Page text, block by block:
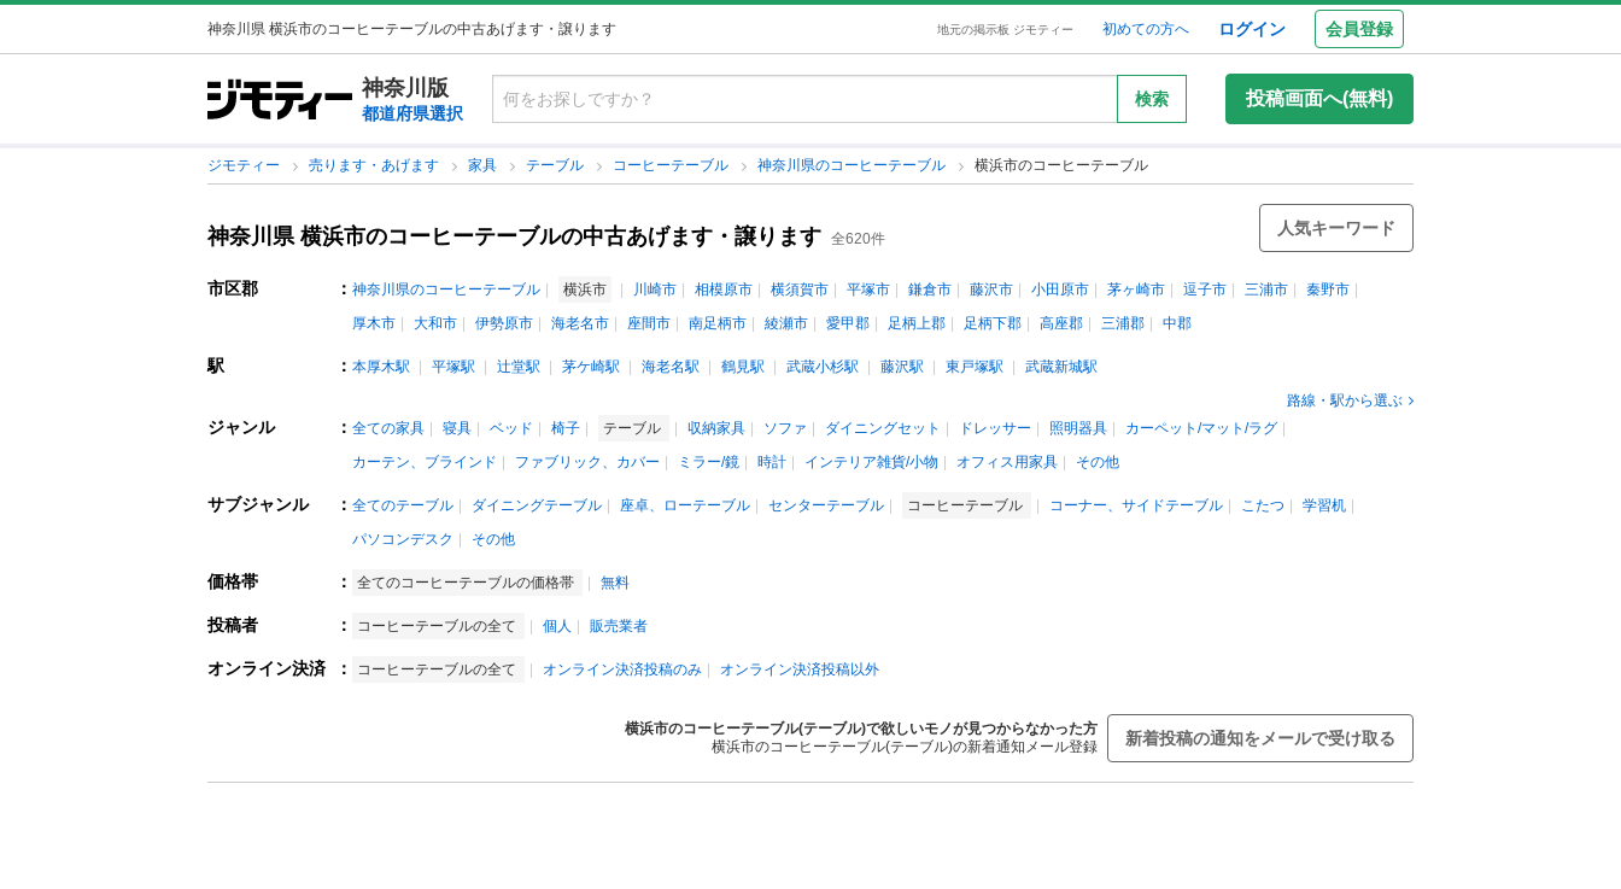
神奈川県 横浜市のコーヒーテーブルの中古あげます・譲ります 地元の掲示板 ジモティー 初めての方へ ログイン 会員登録
神奈川版
都道府県選択
検索 投稿画面へ(無料)
ジモティー 売ります・あげます 家具 テーブル コーヒーテーブル 神奈川県のコーヒーテーブル 横浜市のコーヒーテーブル
神奈川県 横浜市のコーヒーテーブルの中古あげます・譲ります 全620件
人気キーワード
市区郡 ： 神奈川県のコーヒーテーブル 横浜市 川崎市 相模原市 横須賀市 平塚市 鎌倉市 藤沢市 小田原市 茅ヶ崎市 逗子市 三浦市
秦野市
厚木市
大和市 伊勢原市 海老名市 座間市 南足柄市 綾瀬市 愛甲郡 足柄上郡 足柄下郡 高座郡 三浦郡 中郡
駅 ： 本厚木駅 平塚駅 辻堂駅 茅ケ崎駅 海老名駅 鶴見駅 武蔵小杉駅 藤沢駅 東戸塚駅
武蔵新城駅
路線・駅から選ぶ
ジャンル ： 全ての家具 寝具 ベッド 椅子 テーブル 収納家具 ソファ ダイニングセット ドレッサー 照明器具
カーペット/マット/ラグ
カーテン、ブラインド
ファブリック、カバー ミラー/鏡 時計 インテリア雑貨/小物 オフィス用家具 その他
サブジャンル ： 全てのテーブル ダイニングテーブル 座卓、ローテーブル センターテーブル コーヒーテーブル コーナー、サイドテーブル こたつ
学習机
パソコンデスク
その他
価格帯 ： 全てのコーヒーテーブルの価格帯 無料
投稿者 ： コーヒーテーブルの全て 個人 販売業者
オンライン決済 ： コーヒーテーブルの全て オンライン決済投稿のみ オンライン決済投稿以外
横浜市のコーヒーテーブル(テーブル)で欲しいモノが見つからなかった方
横浜市のコーヒーテーブル(テーブル)の新着通知メール登録
新着投稿の通知をメールで受け取る